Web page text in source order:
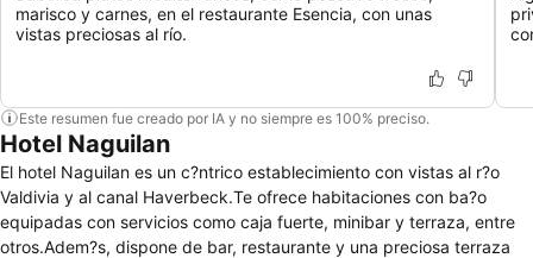
marisco y carnes, en el restaurante Esencia, con unas
vistas preciosas al río.
Este resumen fue creado por IA y no siempre es 100% preciso.
Hotel Naguilan
El hotel Naguilan es un c?ntrico establecimiento con vistas al r?o
Valdivia y al canal Haverbeck.Te ofrece habitaciones con ba?o
equipadas con servicios como caja fuerte, minibar y terraza, entre
otros.Adem?s, dispone de bar, restaurante y una preciosa terraza